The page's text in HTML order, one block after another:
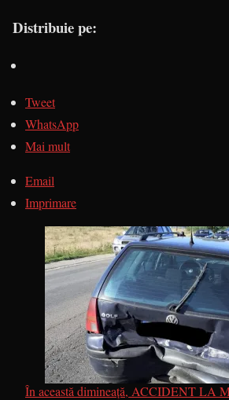
Distribuie pe:
Tweet
WhatsApp
Mai mult
Email
Imprimare
În această dimineață, ACCIDENT LA